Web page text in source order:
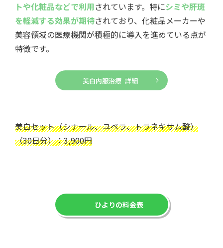
トや化粧品などで利用されています。特にシミや肝斑
を軽減する効果が期待されており、化粧品メーカーや
美容領域の医療機関が積極的に導入を進めている点が
特徴です。
美白内服治療 詳細
美白セット（シナール、ユベラ、トラネキサム酸）
（30日分）：3,900円
ひよりの料金表